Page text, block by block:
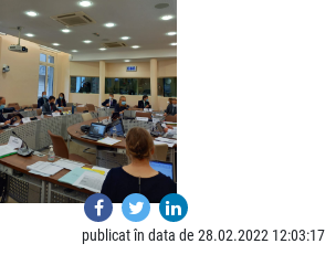
publicat în data de 28.02.2022 12:03:17